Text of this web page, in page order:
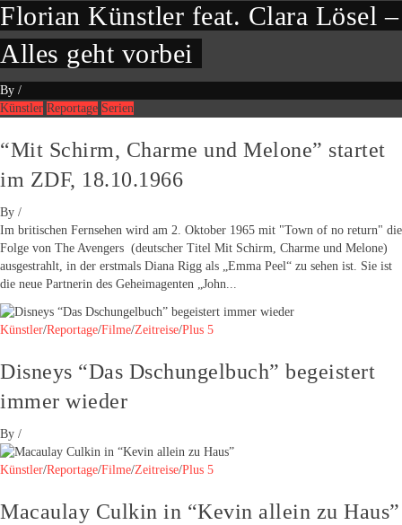
Florian Künstler feat. Clara Lösel –
Alles geht vorbei
By /
Künstler Reportage Serien
“Mit Schirm, Charme und Melone” startet
im ZDF, 18.10.1966
By /
Im britischen Fernsehen wird am 2. Oktober 1965 mit "Town of no return" die
Folge von The Avengers (deutscher Titel Mit Schirm, Charme und Melone)
ausgestrahlt, in der erstmals Diana Rigg als „Emma Peel“ zu sehen ist. Sie ist
die neue Partnerin des Geheimagenten „John...
Künstler/Reportage/Filme/Zeitreise/Plus 5
Disneys “Das Dschungelbuch” begeistert
immer wieder
By /
Künstler/Reportage/Filme/Zeitreise/Plus 5
Macaulay Culkin in “Kevin allein zu Haus”